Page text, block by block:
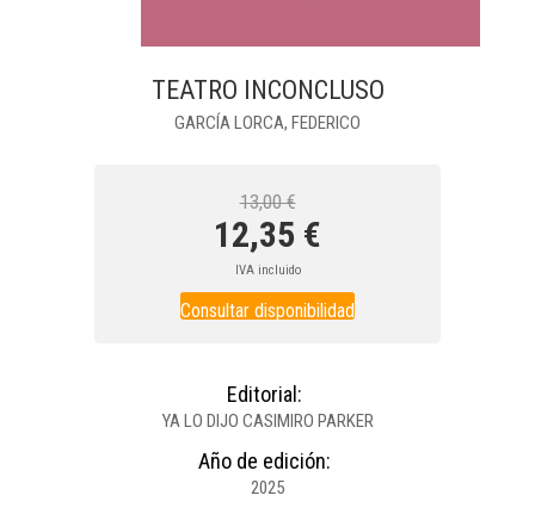
TEATRO INCONCLUSO
GARCÍA LORCA, FEDERICO
13,00 €
12,35 €
IVA incluido
Consultar disponibilidad
Editorial:
YA LO DIJO CASIMIRO PARKER
Año de edición:
2025